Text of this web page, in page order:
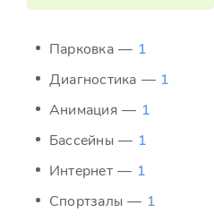
Парковка — 1
Диагностика — 1
Анимация — 1
Бассейны — 1
Интернет — 1
Спортзалы — 1